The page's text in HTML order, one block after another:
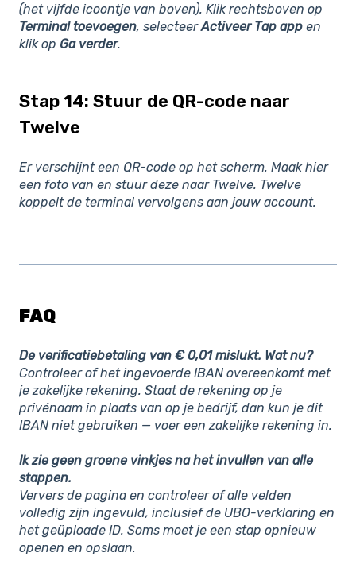
(het vijfde icoontje van boven). Klik rechtsboven op
Terminal toevoegen, selecteerActiveer Tap app en
klik op Ga verder.
Stap 14: Stuur de QR-code naar
Twelve
Er verschijnt een QR-code op het scherm. Maak hier
een foto van en stuur deze naar Twelve. Twelve
koppelt de terminal vervolgens aan jouw account.
FAQ
De verificatiebetaling van € 0,01 mislukt. Wat nu?
Controleer of het ingevoerde IBAN overeenkomt met
je zakelijke rekening. Staat de rekening op je
privénaam in plaats van op je bedrijf, dan kun je dit
IBAN niet gebruiken — voer een zakelijke rekening in.
Ik zie geen groene vinkjes na het invullen van alle
stappen.
Ververs de pagina en controleer of alle velden
volledig zijn ingevuld, inclusief de UBO-verklaring en
het geüploade ID. Soms moet je een stap opnieuw
openen en opslaan.